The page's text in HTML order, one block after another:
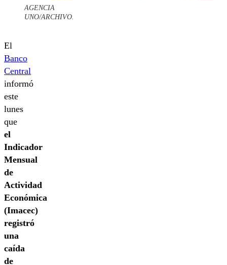
AGENCIA
UNO/ARCHIVO.
El
Banco
Central
informó
este
lunes
que
el
Indicador
Mensual
de
Actividad
Económica
(Imacec)
registró
una
caída
de